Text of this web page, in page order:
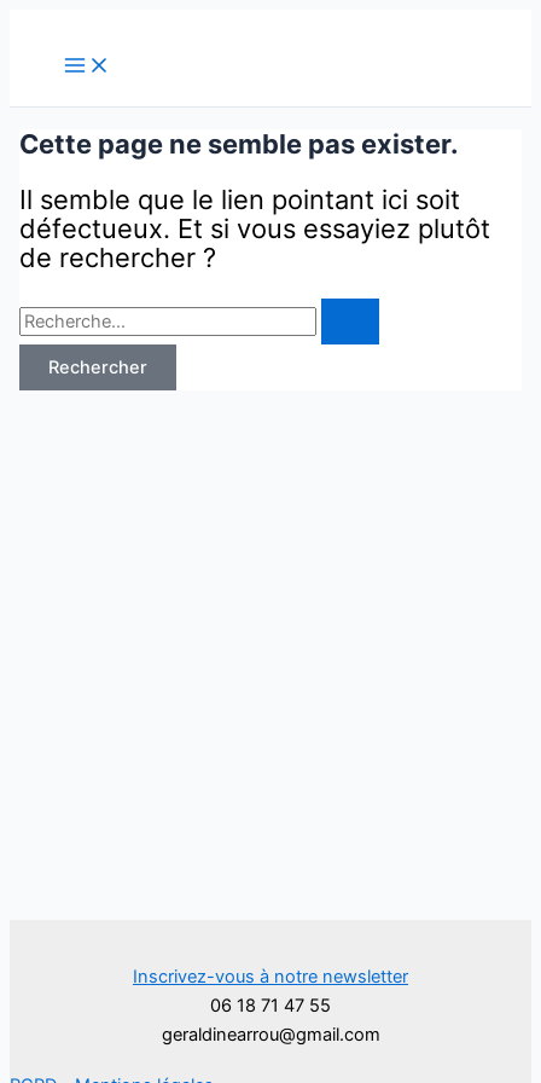
contenu
Cette page ne semble pas exister.
Il semble que le lien pointant ici soit
défectueux. Et si vous essayiez plutôt
de rechercher ?
Inscrivez-vous à notre newsletter
06 18 71 47 55
geraldinearrou@gmail.com